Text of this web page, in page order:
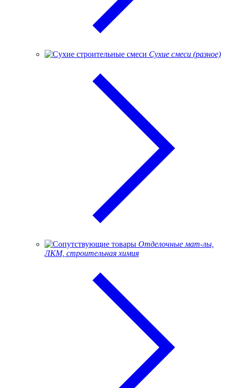
Сухие смеси (разное)
Отделочные мат-лы,
ЛКМ, строительная химия